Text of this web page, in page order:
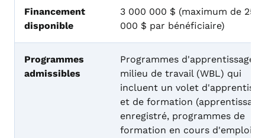
Financement
disponible
3 000 000 $ (maximum de 250
000 $ par bénéficiaire)
Programmes
admissibles
Programmes d'apprentissage
milieu de travail (WBL) qui
incluent un volet
et de formation (apprentissage
enregistré, programmes de
formation en cours d'emploi